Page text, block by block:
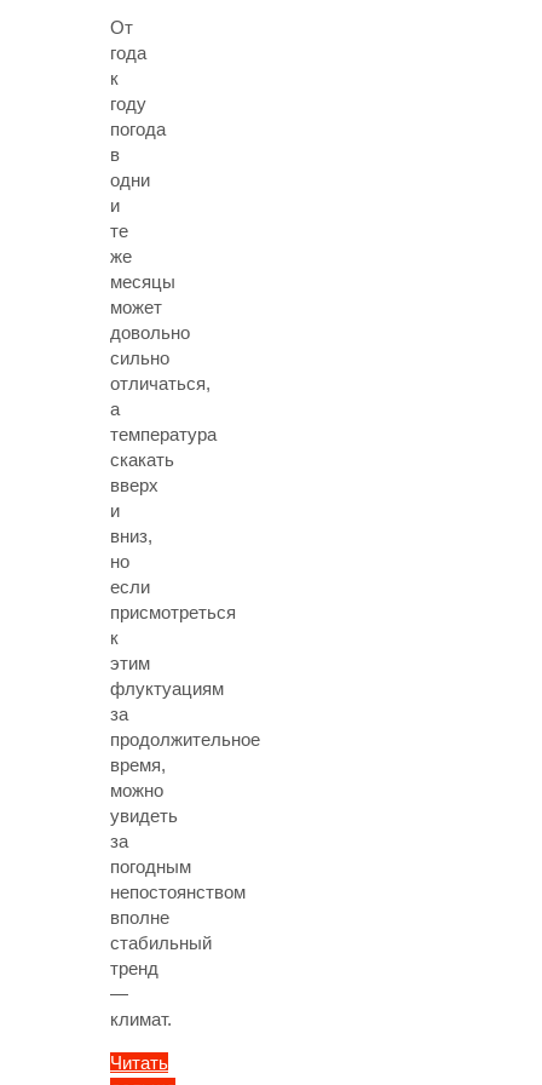
От
года
к
году
погода
в
одни
и
те
же
месяцы
может
довольно
сильно
отличаться,
а
температура
скакать
вверх
и
вниз,
но
если
присмотреться
к
этим
флуктуациям
за
продолжительное
время,
можно
увидеть
за
погодным
непостоянством
вполне
стабильный
тренд
—
климат.
Читать